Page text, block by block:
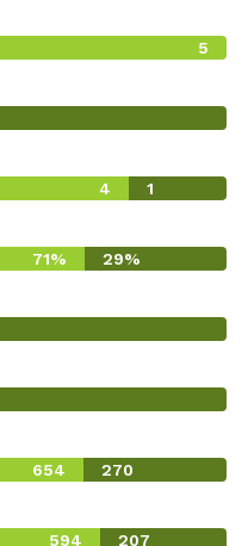
5
4 1
71% 29%
654 270
594 207